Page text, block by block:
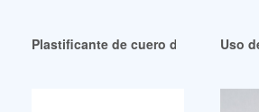
Plastificante de cuero de ventaUso